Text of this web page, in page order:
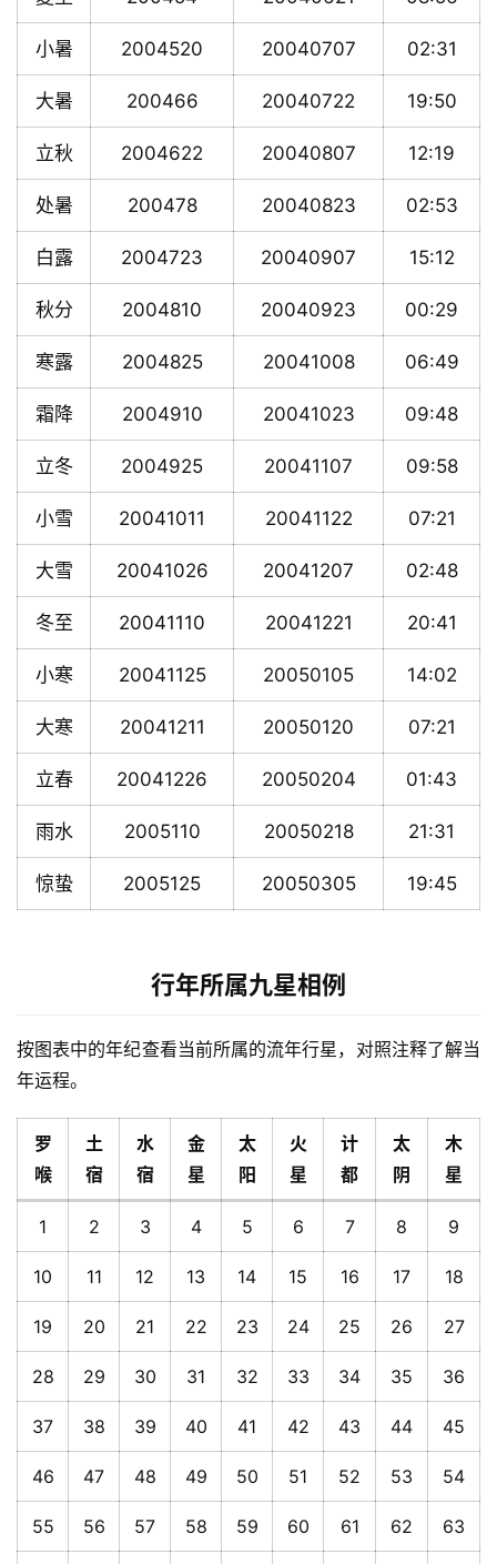
小暑 2004520 20040707 02:31
大暑 200466 20040722 19:50
立秋 2004622 20040807 12:19
处暑 200478 20040823 02:53
白露 2004723 20040907 15:12
秋分 2004810 20040923 00:29
寒露 2004825 20041008 06:49
霜降 2004910 20041023 09:48
立冬 2004925 20041107 09:58
小雪 20041011 20041122 07:21
大雪 20041026 20041207 02:48
冬至 20041110 20041221 20:41
小寒 20041125 20050105 14:02
大寒 20041211 20050120 07:21
立春 20041226 20050204 01:43
雨水 2005110 20050218 21:31
惊蛰 2005125 20050305 19:45
行年所属九星相例
按图表中的年纪查看当前所属的流年行星，对照注释了解当
年运程。
罗
喉
土
宿
水
宿
金
星
太
阳
火
星
计
都
太
阴
木
星
1 2 3 4 5 6 7 8 9
10 11 12 13 14 15 16 17 18
19 20 21 22 23 24 25 26 27
28 29 30 31 32 33 34 35 36
37 38 39 40 41 42 43 44 45
46 47 48 49 50 51 52 53 54
55 56 57 58 59 60 61 62 63